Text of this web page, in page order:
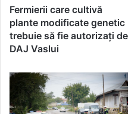
Fermierii care cultivă
plante modificate genetic
trebuie să fie autorizați de
DAJ Vaslui